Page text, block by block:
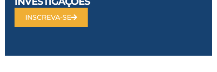
INSCREVA-SE